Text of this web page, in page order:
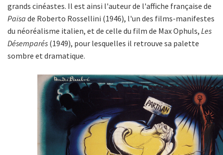
grands cinéastes. Il est ainsi l'auteur de l'affiche française de
Païsa de Roberto Rossellini (1946), l'un des films-manifestes
du néoréalisme italien, et de celle du film de Max Ophuls, Les
Désemparés (1949), pour lesquelles il retrouve sa palette
sombre et dramatique.